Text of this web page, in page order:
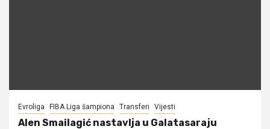
Evroliga FIBA Liga šampiona Transferi Vijesti
Alen Smailagić nastavlja u Galatasaraju